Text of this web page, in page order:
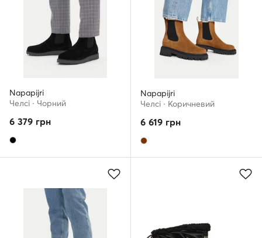
Napapijri
Челсі · Чорний
6 379 грн
Napapijri
Челсі · Коричневий
6 619 грн